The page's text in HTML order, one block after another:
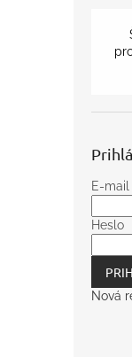
E-mail
Heslo
Nová